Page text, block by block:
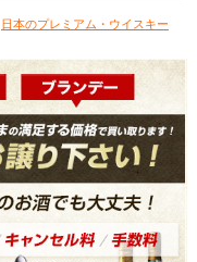
日本のプレミアム・ウイスキー